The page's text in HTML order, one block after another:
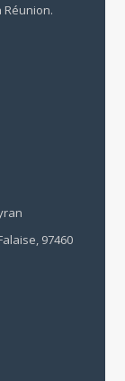
97460